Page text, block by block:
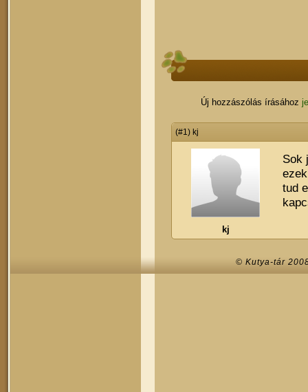
Új hozzászólás írásához
(#1) kj
kj
Sok
tud
© Kutya-tár